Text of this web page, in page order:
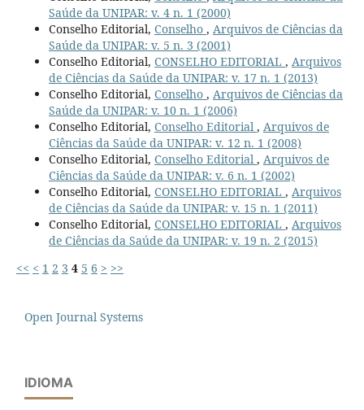
Saúde da UNIPAR: v. 4 n. 1 (2000)
Conselho Editorial, Conselho , Arquivos de Ciências da
Saúde da UNIPAR: v. 5 n. 3 (2001)
Conselho Editorial, CONSELHO EDITORIAL , Arquivos
de Ciências da Saúde da UNIPAR: v. 17 n. 1 (2013)
Conselho Editorial, Conselho , Arquivos de Ciências da
Saúde da UNIPAR: v. 10 n. 1 (2006)
Conselho Editorial, Conselho Editorial , Arquivos de
Ciências da Saúde da UNIPAR: v. 12 n. 1 (2008)
Conselho Editorial, Conselho Editorial , Arquivos de
Ciências da Saúde da UNIPAR: v. 6 n. 1 (2002)
Conselho Editorial, CONSELHO EDITORIAL , Arquivos
de Ciências da Saúde da UNIPAR: v. 15 n. 1 (2011)
Conselho Editorial, CONSELHO EDITORIAL , Arquivos
de Ciências da Saúde da UNIPAR: v. 19 n. 2 (2015)
<< < 1 2 3 4 5 6 > >>
Open Journal Systems
IDIOMA